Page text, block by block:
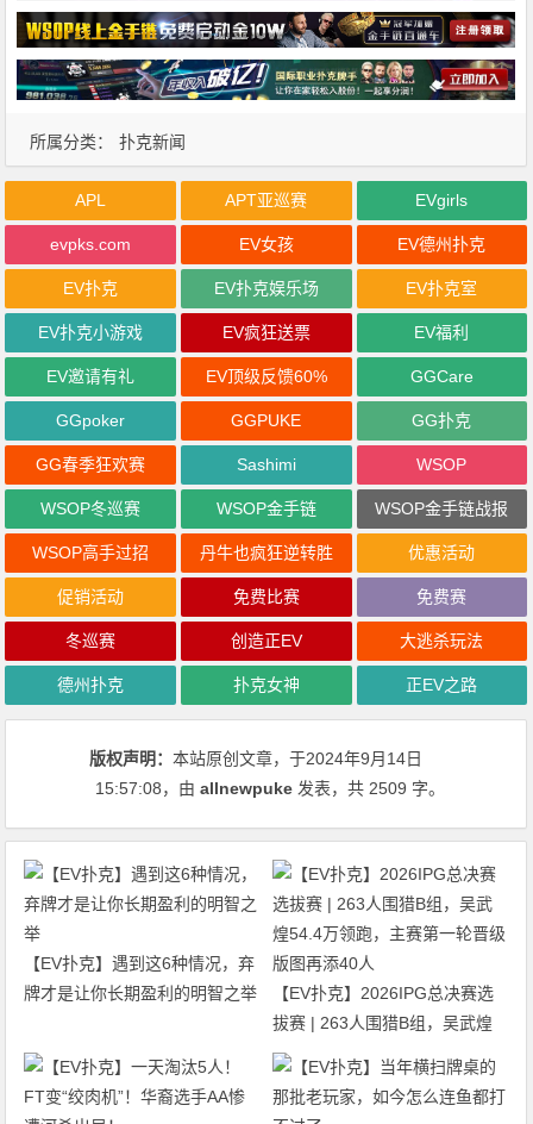
所属分类： 扑克新闻
APL APT亚巡赛 EVgirls
evpks.com EV女孩 EV德州扑克
EV扑克 EV扑克娱乐场 EV扑克室
EV扑克小游戏 EV疯狂送票 EV福利
EV邀请有礼 EV顶级反馈60% GGCare
GGpoker GGPUKE GG扑克
GG春季狂欢赛 Sashimi WSOP
WSOP冬巡赛 WSOP金手链 WSOP金手链战报
WSOP高手过招 丹牛也疯狂逆转胜 优惠活动
促销活动 免费比赛 免费赛
冬巡赛 创造正EV 大逃杀玩法
德州扑克 扑克女神 正EV之路
版权声明：本站原创文章，于2024年9月14日
15:57:08，由allnewpuke 发表，共 2509 字。
【EV扑克】遇到这6种情况，弃
牌才是让你长期盈利的明智之举
【EV扑克】2026IPG总决赛选
拔赛 | 263人围猎B组，吴武煌
54.4万领跑，主赛第一轮晋级版